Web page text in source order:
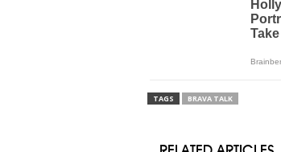
TAGS BRAVA TALK